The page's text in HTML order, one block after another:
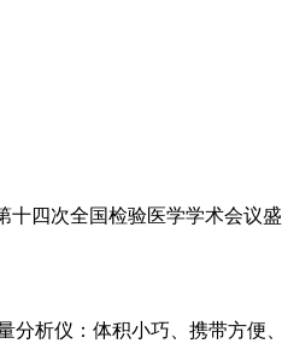
十四次全国检验医学学术会
分析仪：体积小巧、携带方